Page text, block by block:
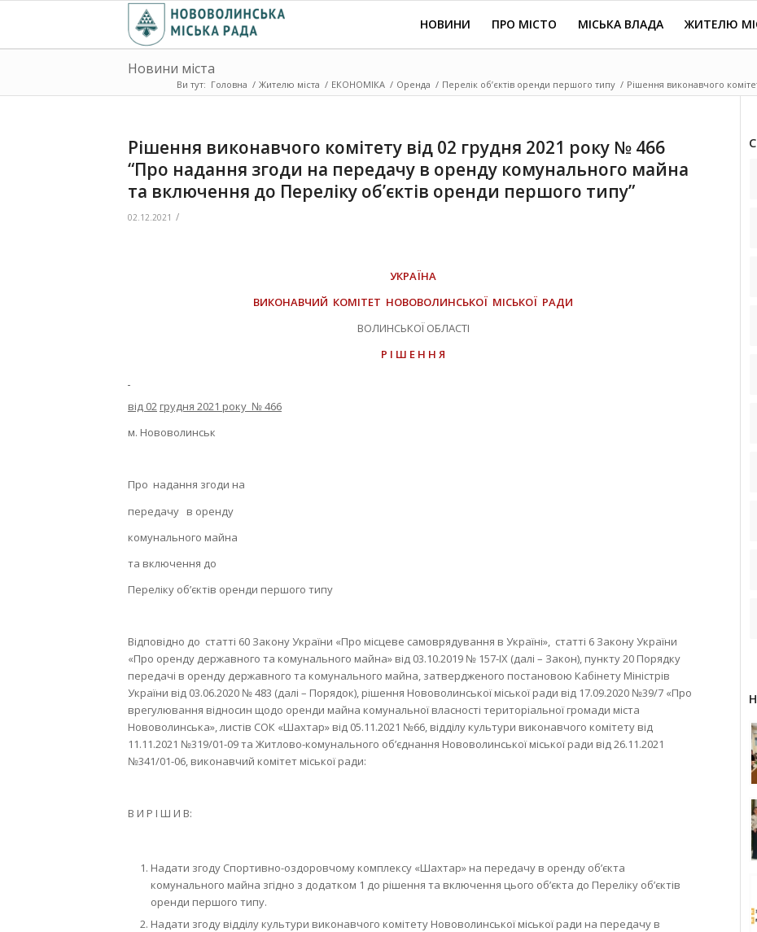
НОВИНИ ПРО МІСТО МІСЬКА ВЛАДА ЖИТЕЛЮ
Новини міста
Ви тут: Головна / Жителю міста / ЕКОНОМІКА / Оренда / Перелік об’єктів оренди першого типу / Рішення виконавчого
Рішення виконавчого комітету від 02 грудня 2021 року № 466
“Про надання згоди на передачу в оренду комунального майна
та включення до Переліку об’єктів оренди першого типу”
02.12.2021 /
УКРАЇНА
ВИКОНАВЧИЙ КОМІТЕТ НОВОВОЛИНСЬКОЇ МІСЬКОЇ РАДИ
ВОЛИНСЬКОЇ ОБЛАСТІ
Р І Ш Е Н Н Я
від 02 грудня 2021 року № 466
м. Нововолинськ
Про надання згоди на
передачу в оренду
комунального майна
та включення до
Переліку об’єктів оренди першого типу
Відповідно до статті 60 Закону України «Про місцеве самоврядування в Україні», статті 6 Закону України
«Про оренду державного та комунального майна» від 03.10.2019 № 157-IX (далі – Закон), пункту 20 Порядку
передачі в оренду державного та комунального майна, затвердженого постановою Кабінету Міністрів
України від 03.06.2020 № 483 (далі – Порядок), рішення Нововолинської міської ради від 17.09.2020 №39/7 «Про
врегулювання відносин щодо оренди майна комунальної власності територіальної громади міста
Нововолинська», листів СОК «Шахтар» від 05.11.2021 №66, відділу культури виконавчого комітету від
11.11.2021 №319/01-09 та Житлово-комунального об’єднання Нововолинської міської ради від 26.11.2021
№341/01-06, виконавчий комітет міської ради:
В И Р І Ш И В:
Надати згоду Спортивно-оздоровчому комплексу «Шахтар» на передачу в оренду об’єкта
комунального майна згідно з додатком 1 до рішення та включення цього об’єкта до Переліку об’єктів
оренди першого типу.
Надати згоду відділу культури виконавчого комітету Нововолинської міської ради на передачу в